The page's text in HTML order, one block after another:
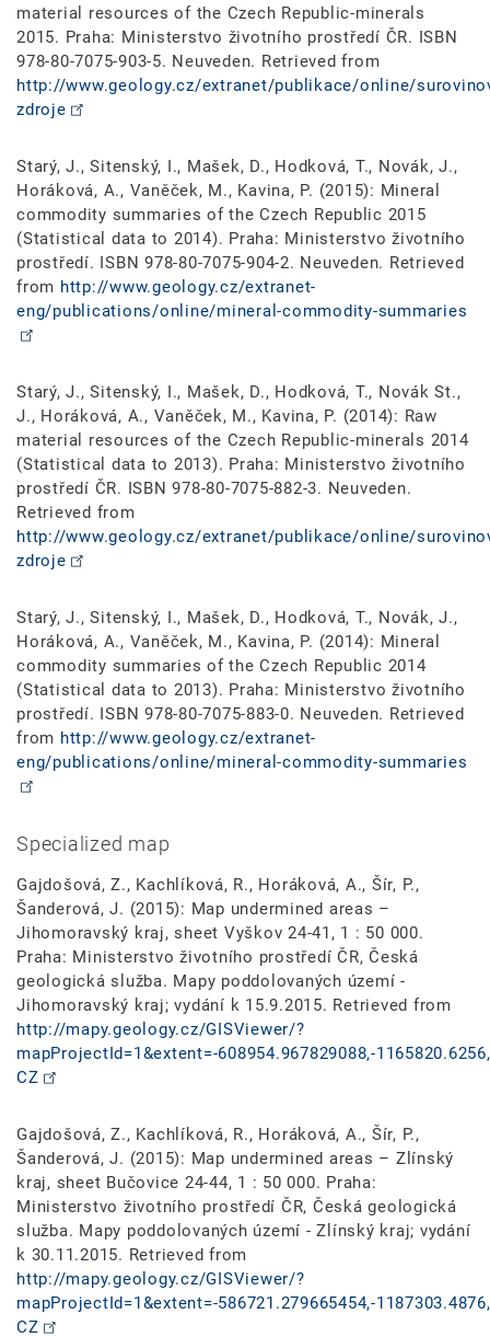
material resources of the Czech Republic-minerals
2015. Praha: Ministerstvo životního prostředí ČR. ISBN
978-80-7075-903-5. Neuveden. Retrieved from
http://www.geology.cz/extranet/publikace/online/
zdroje
Starý, J., Sitenský, I., Mašek, D., Hodková, T., Novák, J.,
Horáková, A., Vaněček, M., Kavina, P. (2015): Mineral
commodity summaries of the Czech Republic 2015
(Statistical data to 2014). Praha: Ministerstvo životního
prostředí. ISBN 978-80-7075-904-2. Neuveden. Retrieved
from http://www.geology.cz/extranet-
eng/publications/online/mineral-commodity-summaries
Starý, J., Sitenský, I., Mašek, D., Hodková, T., Novák St.,
J., Horáková, A., Vaněček, M., Kavina, P. (2014): Raw
material resources of the Czech Republic-minerals 2014
(Statistical data to 2013). Praha: Ministerstvo životního
prostředí ČR. ISBN 978-80-7075-882-3. Neuveden.
Retrieved from
http://www.geology.cz/extranet/publikace/online/
zdroje
Starý, J., Sitenský, I., Mašek, D., Hodková, T., Novák, J.,
Horáková, A., Vaněček, M., Kavina, P. (2014): Mineral
commodity summaries of the Czech Republic 2014
(Statistical data to 2013). Praha: Ministerstvo životního
prostředí. ISBN 978-80-7075-883-0. Neuveden. Retrieved
from http://www.geology.cz/extranet-
eng/publications/online/mineral-commodity-summaries
Specialized map
Gajdošová, Z., Kachlíková, R., Horáková, A., Šír, P.,
Šanderová, J. (2015): Map undermined areas –
Jihomoravský kraj, sheet Vyškov 24-41, 1 : 50 000.
Praha: Ministerstvo životního prostředí ČR, Česká
geologická služba. Mapy poddolovaných území -
Jihomoravský kraj; vydání k 15.9.2015. Retrieved from
http://mapy.geology.cz/GISViewer/?
mapProjectId=1&extent=-608954.967829088,-
CZ
Gajdošová, Z., Kachlíková, R., Horáková, A., Šír, P.,
Šanderová, J. (2015): Map undermined areas – Zlínský
kraj, sheet Bučovice 24-44, 1 : 50 000. Praha:
Ministerstvo životního prostředí ČR, Česká geologická
služba. Mapy poddolovaných území - Zlínský kraj; vydání
k 30.11.2015. Retrieved from
http://mapy.geology.cz/GISViewer/?
mapProjectId=1&extent=-586721.279665454,-
CZ